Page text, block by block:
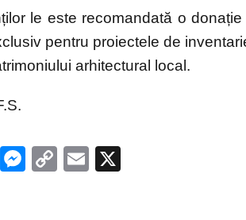
le este recomandată o
pentru proiectele de
arhitectural local.
W
M
C
E